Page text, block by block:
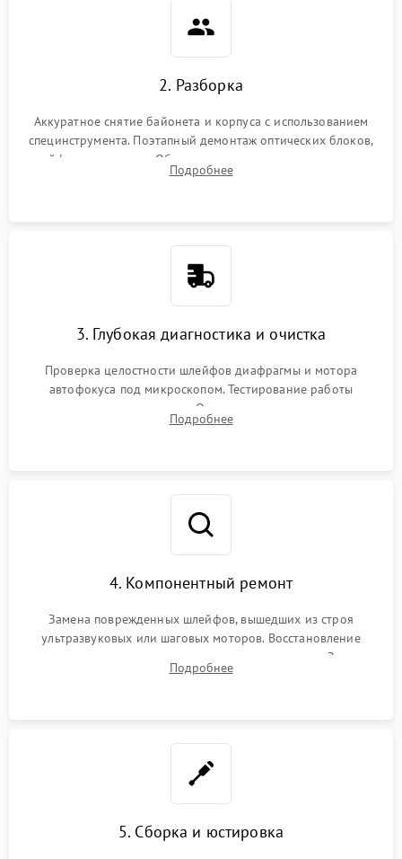
2. Разборка
Аккуратное снятие байонета и корпуса с использованием
специнструмента. Поэтапный демонтаж оптических блоков,
шлейфов и приводов. Обязательная маркировка положения
линзовых групп для сохранения заводской центровки при
Подробнее
3. Глубокая диагностика и очистка
Проверка целостности шлейфов диафрагмы и мотора
автофокуса под микроскопом. Тестирование работы
электромагнитного привода. Очистка оптических элементов
от пыли, следов влаги и грибка спецрастворами без
Подробнее
4. Компонентный ремонт
Замена поврежденных шлейфов, вышедших из строя
ультразвуковых или шаговых моторов. Восстановление
геометрии направляющих при заклинивании зума. Замена
неисправного блока диафрагмы, датчиков положения или
Подробнее
5. Сборка и юстировка